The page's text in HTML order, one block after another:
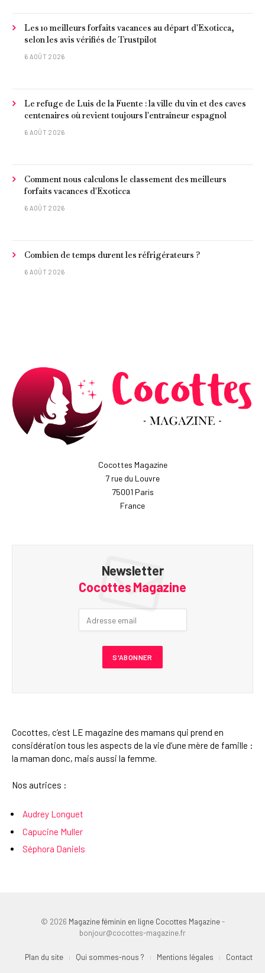
Les 10 meilleurs forfaits vacances au départ d'Exoticca,
selon les avis vérifiés de Trustpilot
6 AOÛT 2026
Le refuge de Luis de la Fuente : la ville du vin et des caves
centenaires où revient toujours l'entraîneur espagnol
6 AOÛT 2026
Comment nous calculons le classement des meilleurs
forfaits vacances d'Exoticca
6 AOÛT 2026
Combien de temps durent les réfrigérateurs ?
6 AOÛT 2026
Cocottes Magazine
7 rue du Louvre
75001 Paris
France
Newsletter
Cocottes Magazine
Cocottes, c’est LE magazine des mamans qui prend en
considération tous les aspects de la vie d’une mère de famille :
la maman donc, mais aussi la femme.
Nos autrices :
Audrey Longuet
Capucine Muller
Séphora Daniels
© 2026 Magazine féminin en ligne Cocottes Magazine-
bonjour@cocottes-magazine.fr
Plan du site Qui sommes-nous ? Mentions légales Contact